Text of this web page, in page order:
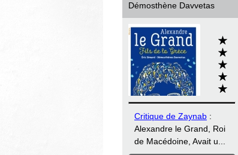
Démosthène Davvetas
Critique de Zaynab :
Alexandre le Grand, Roi
de Macédoine, Avait u...